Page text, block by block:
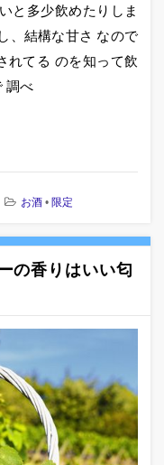
と多少飲めたりしま
、結構な甘さ なので
れてる のを知って飲
調べ
お酒 • 限定
の香りはいい匂